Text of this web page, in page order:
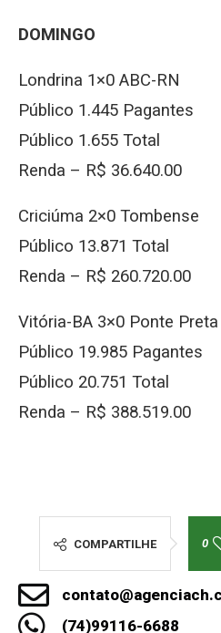
DOMINGO
Londrina 1×0 ABC-RN
Público 1.445 Pagantes
Público 1.655 Total
Renda – R$ 36.640.00
Criciúma 2×0 Tombense
Público 13.871 Total
Renda – R$ 260.720.00
Vitória-BA 3×0 Ponte Preta
Público 19.985 Pagantes
Público 20.751 Total
Renda – R$ 388.519.00
COMPARTILHE 0
(74)99116-6688